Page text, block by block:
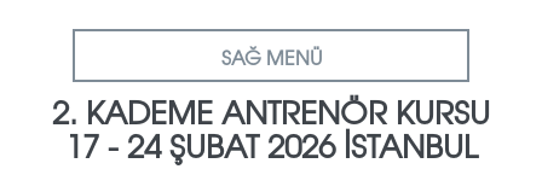
SAĞ MENÜ
2. KADEME ANTRENÖR KURSU
17 - 24 ŞUBAT 2026 İSTANBUL